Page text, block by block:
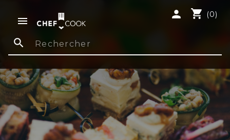

shopping_cart (0)
person
search